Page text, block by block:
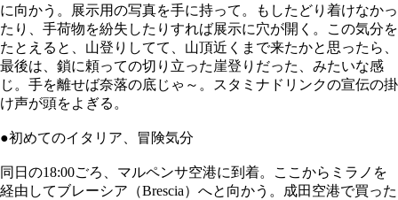
に向かう。展示用の写真を手に持って。もしたどり着けなかっ
たり、手荷物を紛失したりすれば展示に穴が開く。この気分を
たとえると、山登りしてて、山頂近くまで来たかと思ったら、
最後は、鎖に頼っての切り立った崖登りだった、みたいな感
じ。手を離せば奈落の底じゃ～。スタミナドリンクの宣伝の掛
け声が頭をよぎる。
●初めてのイタリア、冒険気分
同日の18:00ごろ、マルペンサ空港に到着。ここからミラノを
経由してブレーシア（Brescia）へと向かう。成田空港で買った